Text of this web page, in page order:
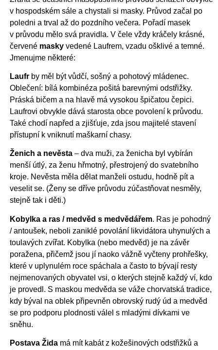
v hospodském sále a chystali si masky. Průvod začal po
poledni a trval až do pozdního večera. Pořadí masek
v průvodu mělo svá pravidla. V čele vždy kráčely krásné,
červené masky vedené Laufrem, vzadu ošklivé a temné.
Jmenujme některé:
Laufr by měl být vůdčí, sošný a pohotový mládenec.
Oblečení: bílá kombinéza pošitá barevnými odstřižky.
Práská bičem a na hlavě má vysokou špičatou čepici.
Laufrovi obvykle dává starosta obce povolení k průvodu.
Také chodí napřed a zjišťuje, zda jsou majitelé stavení
přístupní k vniknutí maškarní chasy.
Ženich a nevěsta – dva muži, za ženicha byl vybírán
menší útlý, za ženu hřmotný, přestrojený do svatebního
kroje. Nevěsta měla dělat manželi ostudu, hodně pít a
veselit se. (Ženy se dříve průvodu zúčastňovat nesměly,
stejně tak i děti.)
Kobylka a ras / medvěd s medvědářem. Ras je pohodný
/ antoušek, neboli zaniklé povolání likvidátora uhynulých a
toulavých zvířat. Kobylka (nebo medvěd) je na závěr
poražena, přičemž jsou jí naoko vážně vyčteny prohřešky,
které v uplynulém roce spáchala a často to bývají resty
nejmenovaných obyvatel vsi, o kterých stejně každý ví, kdo
je provedl. S maskou medvěda se váže chorvatská tradice,
kdy býval na oblek připevněn obrovský rudý úd a medvěd
se pro podporu plodnosti válel s mladými dívkami ve
sněhu.
Postava Žida má mít kabát z kožešinových odstřižků a